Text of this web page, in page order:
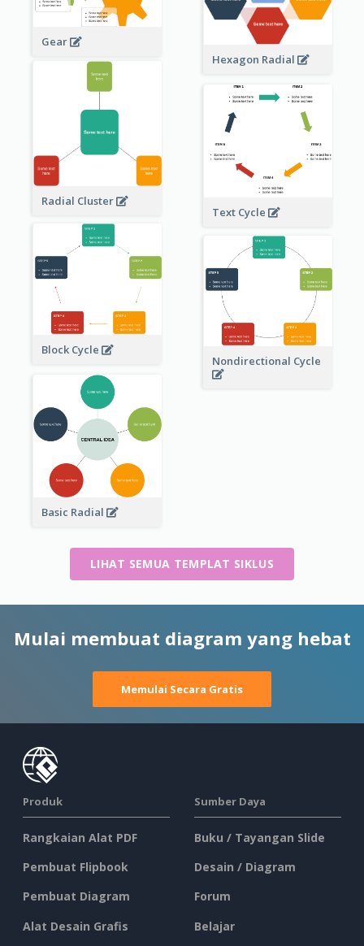
Hexagon Radial
Gear
Radial Cluster
Text Cycle
Block Cycle
Nondirectional Cycle
Basic Radial
LIHAT SEMUA TEMPLAT SIKLUS
Mulai membuat diagram yang hebat
Memulai Secara Gratis
Produk
Rangkaian Alat PDF
Pembuat Flipbook
Pembuat Diagram
Alat Desain Grafis
Sumber Daya
Buku / Tayangan Slide
Desain / Diagram
Forum
Belajar